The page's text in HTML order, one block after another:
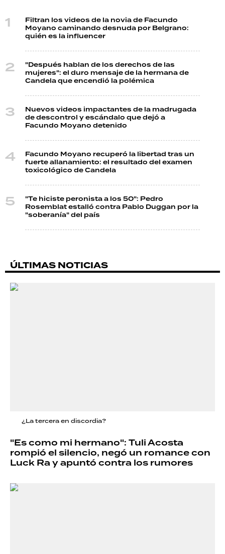
Filtran los videos de la novia de Facundo
Moyano caminando desnuda por Belgrano:
quién es la influencer
"Después hablan de los derechos de las
mujeres": el duro mensaje de la hermana de
Candela que encendió la polémica
Nuevos videos impactantes de la madrugada
de descontrol y escándalo que dejó a
Facundo Moyano detenido
Facundo Moyano recuperó la libertad tras un
fuerte allanamiento: el resultado del examen
toxicológico de Candela
"Te hiciste peronista a los 50": Pedro
Rosemblat estalló contra Pablo Duggan por la
"soberanía" del país
ÚLTIMAS NOTICIAS
¿La tercera en discordia?
"Es como mi hermano": Tuli Acosta
rompió el silencio, negó un romance con
Luck Ra y apuntó contra los rumores